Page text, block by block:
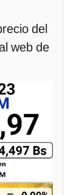
del
web de